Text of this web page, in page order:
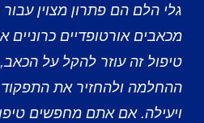
גלי הלם הם פתרון מצוין
מכאבים אורטופדיים כרוניים
טיפול זה עוזר להקל על
ההחלמה ולהחזיר את התפקוד
ויעילה. אם אתם מחפשים